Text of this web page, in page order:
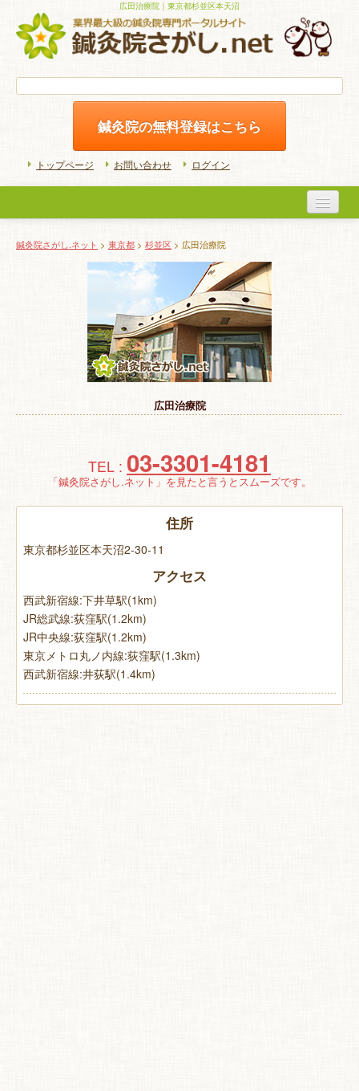
広田治療院｜東京都杉並区本天沼
鍼灸院の無料登録はこちら
トップページ お問い合わせ ログイン
初めての方へ
よくある質問
ホームケア
特 集
お悩み解決！
鍼灸院さがし.ネット > 東京都 > 杉並区 > 広田治療院
広田治療院
TEL : 03-3301-4181
「鍼灸院さがし.ネット」を見たと言うとスムーズです。
住所
東京都杉並区本天沼2-30-11
アクセス
西武新宿線:下井草駅(1km)
JR総武線:荻窪駅(1.2km)
JR中央線:荻窪駅(1.2km)
東京メトロ丸ノ内線:荻窪駅(1.3km)
西武新宿線:井荻駅(1.4km)